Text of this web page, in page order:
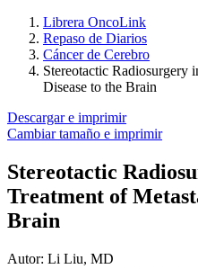
Librera OncoLink
Repaso de Diarios
Cáncer de Cerebro
Stereotactic Radiosurgery
Disease to the Brain
Descargar e imprimir
Cambiar tamaño e imprimir
Stereotactic
Treatment of
Brain
Autor: Li Liu, MD